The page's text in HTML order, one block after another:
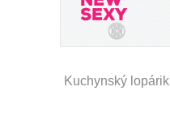
Kuchynský lopárik